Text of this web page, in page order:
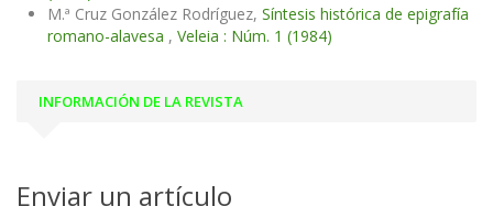
M.ª Cruz González Rodríguez, Síntesis histórica de epigrafía
romano-alavesa , Veleia : Núm. 1 (1984)
INFORMACIÓN DE LA REVISTA
Enviar un artículo